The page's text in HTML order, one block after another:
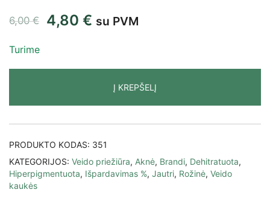
6,00€ 4,80 € su PVM
Turime
Į KREPŠELĮ
PRODUKTO KODAS: 351
KATEGORIJOS: Veido priežiūra, Aknė, Brandi, Dehitratuota,
Hiperpigmentuota, Išpardavimas %, Jautri, Rožinė, Veido
kaukės